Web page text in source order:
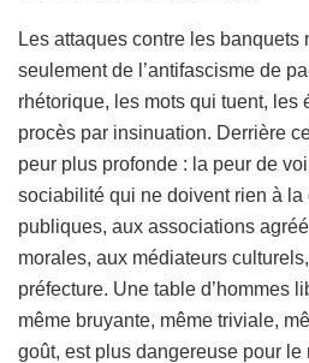
Les attaques contre les banquets
seulement de l’antifascisme de
rhétorique, les mots qui tuent, les
procès par insinuation. Derrière
peur plus profonde : la peur de
sociabilité qui ne doivent rien à
publiques, aux associations
morales, aux médiateurs
préfecture. Une table d’hommes
même bruyante, même triviale,
goût, est plus dangereuse pour